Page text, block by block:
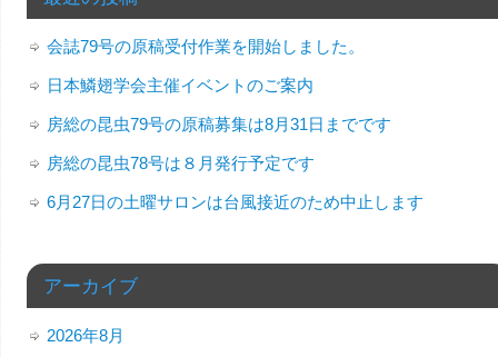
会誌79号の原稿受付作業を開始しました。
日本鱗翅学会主催イベントのご案内
房総の昆虫79号の原稿募集は8月31日までです
房総の昆虫78号は８月発行予定です
6月27日の土曜サロンは台風接近のため中止します
アーカイブ
2026年8月